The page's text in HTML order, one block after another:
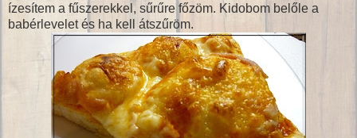
ízesítem a fűszerekkel, sűrűre főzöm. Kidobom belőle a
babérlevelet és ha kell átszűröm.